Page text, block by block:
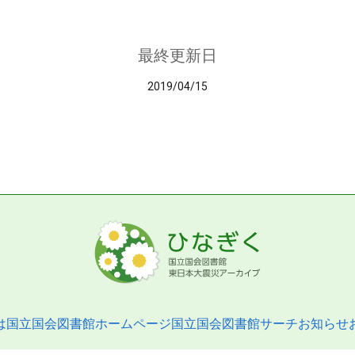
最終更新日
2019/04/15
国立国会図書館ホームページ国立国会図書館サーチお知らせ